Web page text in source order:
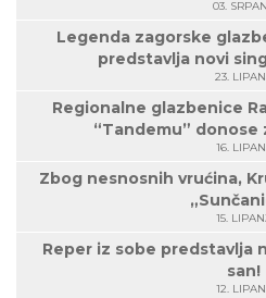
03.
Legenda zagorske
predstavlja novi
23.
Regionalne glazbenice
“Tandemu” donose
16.
Zbog nesnosnih vrućina,
15.
Reper iz sobe predstavlja
san!
12.